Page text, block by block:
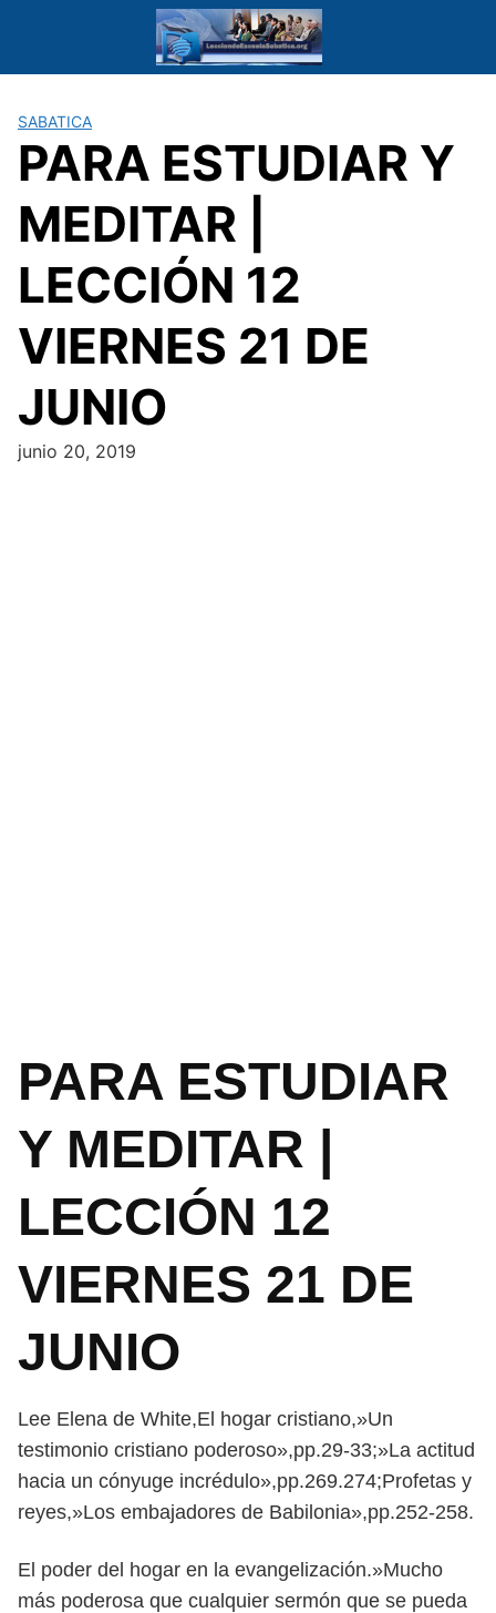
SABATICA
PARA ESTUDIAR Y
MEDITAR |
LECCIÓN 12
VIERNES 21 DE
JUNIO
junio 20, 2019
PARA ESTUDIAR
Y MEDITAR |
LECCIÓN 12
VIERNES 21 DE
JUNIO
Lee Elena de White,El hogar cristiano,»Un
testimonio cristiano poderoso»,pp.29-33;»La actitud
hacia un cónyuge incrédulo»,pp.269.274;Profetas y
reyes,»Los embajadores de Babilonia»,pp.252-258.
El poder del hogar en la evangelización.»Mucho
más poderosa que cualquier sermón que se pueda